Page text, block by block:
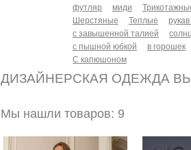
футляр
миди
Шерстяные
Теплые
с завышенной талией
с пышной юбкой
в горошек
С капюшоном
ДИЗАЙНЕРСКАЯ ОДЕЖДА
Мы нашли товаров: 9